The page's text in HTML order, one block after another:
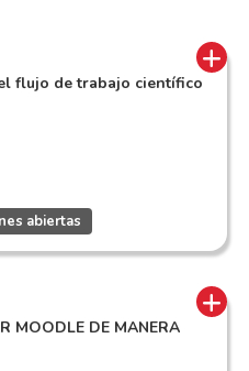
flujo de trabajo científico
abiertas
MOODLE DE MANERA